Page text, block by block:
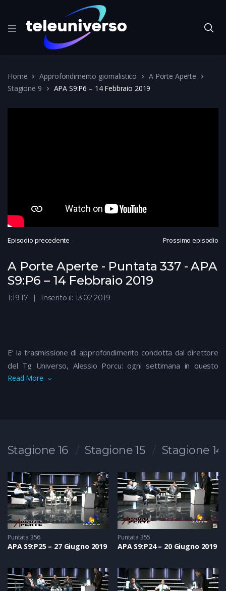
Home Approfondimento giornalistico
A Porte Aperte
Stagione 9
APA S9:P6 – 14 Febbraio 2019
Episodio precedente Prossimo episodio
A Porte Aperte - Puntata 337 - APA
S9:P6 – 14 Febbraio 2019
1:19:17 Inserito il: 13.02.2019
E’ la trasmissione di approfondimento condotta dal direttore
del Tg Universo, Alessio Porcu: ogni settimana in questo
“salotto” si affrontano le tematiche di più stretta attualità che
10.00
Read More
Stagione 16 Stagione 15 Stagione 14
Puntata 356
APA S9:P25 – 27 Giugno 2019
Puntata 355
APA S9:P24 – 20 Giugno 2019